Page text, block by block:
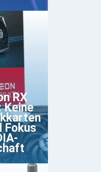
RX
Keine
Fokus